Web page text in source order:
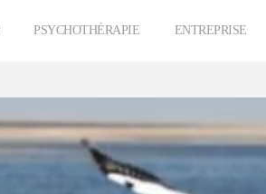
PSYCHOTHÉRAPIE ENTREPRISE